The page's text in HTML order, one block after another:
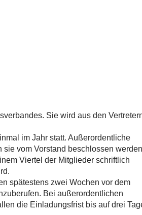
Sie wird aus den
im Jahr statt. Außerordentliche
vom Vorstand beschlossen
Viertel der Mitglieder schriftlich
spätestens zwei Wochen vor dem
Bei außerordentlichen
die Einladungsfrist bis auf drei